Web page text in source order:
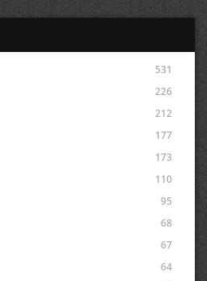
531
226
212
177
173
110
95
68
67
64